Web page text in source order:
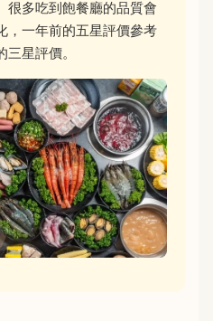
很多吃到飽餐廳的品質會
，一年前的五星評價參考
星評價。